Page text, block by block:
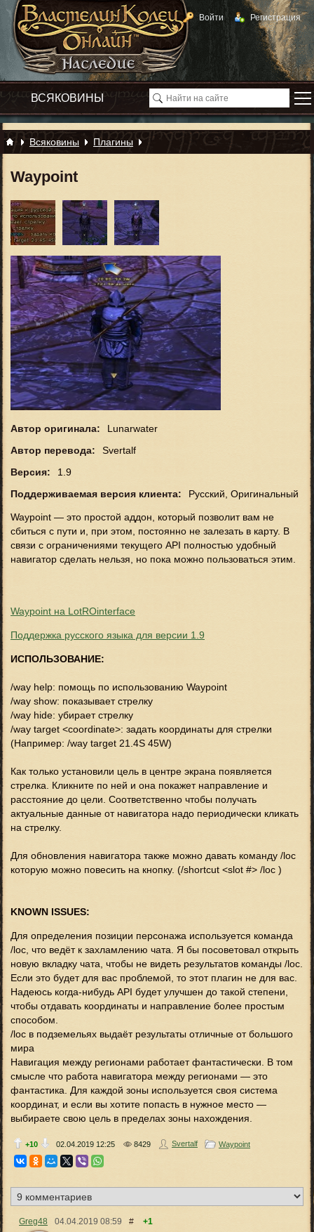
Войти Регистрация
Всяковины Плагины
Waypoint
Автор оригинала:
Lunarwater
Автор перевода:
Svertalf
Версия:
1.9
Поддерживаемая версия клиента:
Русский, Оригинальный
Waypoint — это простой аддон, который позволит вам не
сбиться с пути и, при этом, постоянно не залезать в карту. В
связи с ограничениями текущего API полностью удобный
навигатор сделать нельзя, но пока можно пользоваться этим.
Waypoint на LotROinterface
Поддержка русского языка для версии 1.9
ИСПОЛЬЗОВАНИЕ:
/way help: помощь по использованию Waypoint
/way show: показывает стрелку
/way hide: убирает стрелку
/way target <coordinate>: задать координаты для стрелки
(Например: /way target 21.4S 45W)
Как только установили цель в центре экрана появляется
стрелка. Кликните по ней и она покажет направление и
расстояние до цели. Соответственно чтобы получать
актуальные данные от навигатора надо периодически кликать
на стрелку.
Для обновления навигатора также можно давать команду /loc
которую можно повесить на кнопку. (/shortcut <slot #> /loc )
KNOWN ISSUES:
Для определения позиции персонажа используется команда
/loc, что ведёт к захламлению чата. Я бы посоветовал открыть
новую вкладку чата, чтобы не видеть результатов команды /loc.
Если это будет для вас проблемой, то этот плагин не для вас.
Надеюсь когда-нибудь API будет улучшен до такой степени,
чтобы отдавать координаты и направление более простым
способом.
/loc в подземельях выдаёт результаты отличные от большого
мира
Навигация между регионами работает фантастически. В том
смысле что работа навигатора между регионами — это
фантастика. Для каждой зоны используется своя система
координат, и если вы хотите попасть в нужное место —
выбираете свою цель в пределах зоны нахождения.
+10 02.04.2019 12:25 8429 Svertalf Waypoint
Greg48 04.04.2019 08:59 # +1